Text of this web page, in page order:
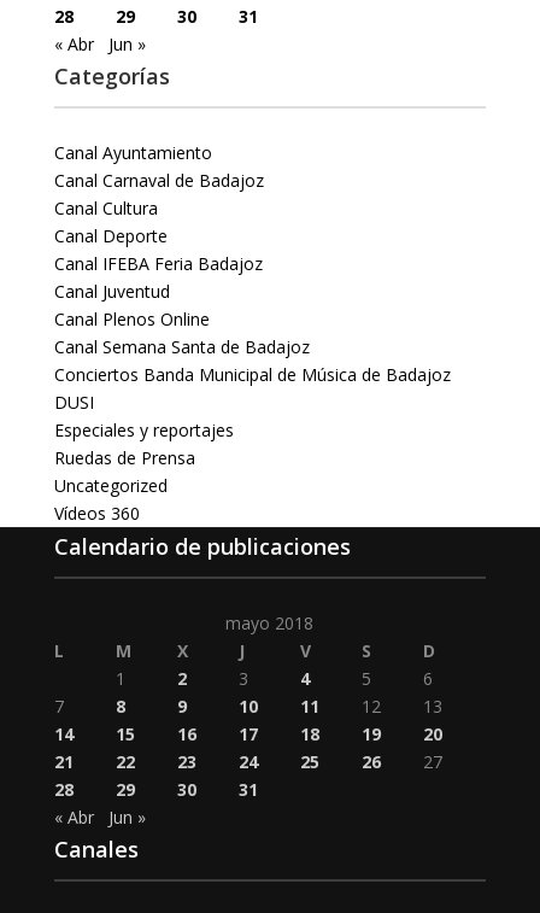
28
29 30
31
« Abr
Jun »
Categorías
Canal Ayuntamiento
Canal Carnaval de Badajoz
Canal Cultura
Canal Deporte
Canal IFEBA Feria Badajoz
Canal Juventud
Canal Plenos Online
Canal Semana Santa de Badajoz
Conciertos Banda Municipal de Música de Badajoz
DUSI
Especiales y reportajes
Ruedas de Prensa
Uncategorized
Vídeos 360
Calendario de publicaciones
mayo 2018
L
M X J V S
D
1
2 3 4 5
6
7
8 9 10 11 12
13
14
15 16 17 18 19
20
21
22 23 24 25 26
27
28
29 30
31
« Abr
Jun »
Canales